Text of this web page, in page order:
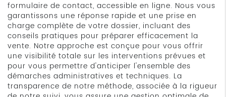
formulaire de contact, accessible en ligne. Nous vous
garantissons une réponse rapide et une prise en
charge complète de votre dossier, incluant des
conseils pratiques pour préparer efficacement la
vente. Notre approche est conçue pour vous offrir
une visibilité totale sur les interventions prévues et
pour vous permettre d'anticiper l'ensemble des
démarches administratives et techniques. La
transparence de notre méthode, associée à la rigueur